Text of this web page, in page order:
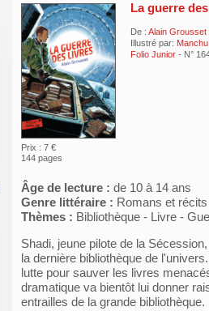
Prix : 7 €
144 pages
La guerre
De : Alain Grousset
Illustré par: Manchu
Folio Junior - N°
Âge de lecture : de 10 à 14 ans
Genre littéraire : Romans et
Thèmes : Bibliothèque - Livre -
Shadi, jeune pilote de la
la dernière bibliothèque de
lutte pour sauver les livres
dramatique va bientôt lui donner
entrailles de la grande bibliothèque.